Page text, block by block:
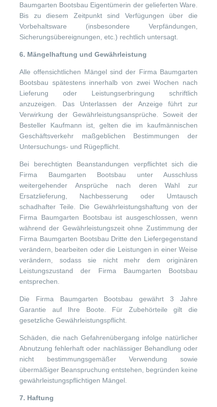
Baumgarten Bootsbau Eigentümerin der gelieferten Ware.
Bis zu diesem Zeitpunkt sind Verfügungen über die
Vorbehaltsware (insbesondere Verpfändungen,
Sicherungsübereignungen, etc.) rechtlich untersagt.
6. Mängelhaftung und Gewährleistung
Alle offensichtlichen Mängel sind der Firma Baumgarten
Bootsbau spätestens innerhalb von zwei Wochen nach
Lieferung oder Leistungserbringung schriftlich
anzuzeigen. Das Unterlassen der Anzeige führt zur
Verwirkung der Gewährleistungsansprüche. Soweit der
Besteller Kaufmann ist, gelten die im kaufmännischen
Geschäftsverkehr maßgeblichen Bestimmungen der
Untersuchungs- und Rügepflicht.
Bei berechtigten Beanstandungen verpflichtet sich die
Firma Baumgarten Bootsbau unter Ausschluss
weitergehender Ansprüche nach deren Wahl zur
Ersatzlieferung, Nachbesserung oder Umtausch
schadhafter Teile. Die Gewährleistungshaftung von der
Firma Baumgarten Bootsbau ist ausgeschlossen, wenn
während der Gewährleistungszeit ohne Zustimmung der
Firma Baumgarten Bootsbau Dritte den Liefergegenstand
verändern, bearbeiten oder die Leistungen in einer Weise
verändern, sodass sie nicht mehr dem originären
Leistungszustand der Firma Baumgarten Bootsbau
entsprechen.
Die Firma Baumgarten Bootsbau gewährt 3 Jahre
Garantie auf Ihre Boote. Für Zubehörteile gilt die
gesetzliche Gewährleistungspflicht.
Schäden, die nach Gefahrenübergang infolge natürlicher
Abnutzung fehlerhaft oder nachlässiger Behandlung oder
nicht bestimmungsgemäßer Verwendung sowie
übermäßiger Beanspruchung entstehen, begründen keine
gewährleistungspflichtigen Mängel.
7. Haftung